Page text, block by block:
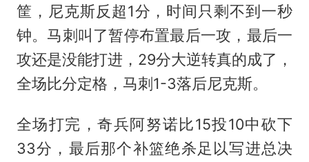
筐，尼克斯反超1分，时间只剩不到一秒
钟。马刺叫了暂停布置最后一攻，最后一
攻还是没能打进，29分大逆转真的成了，
全场比分定格，马刺1-3落后尼克斯。
全场打完，奇兵阿努诺比15投10中砍下
33分，最后那个补篮绝杀足以写进总决